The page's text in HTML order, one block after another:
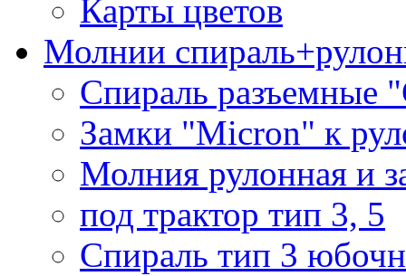
Карты цветов
Молнии
Спираль разъемные
Замки "Micron" к
Молния рулонная и
под трактор тип 3, 5
Спираль тип 3